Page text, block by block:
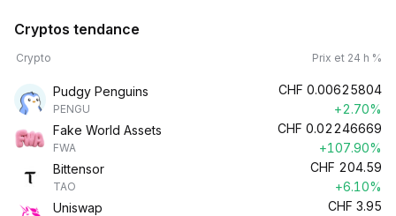
Cryptos tendance
Crypto Prix et 24 h %
Pudgy Penguins
PENGU
CHF 0.00625804
+2.70%
Fake World Assets
FWA
CHF 0.02246669
+107.90%
Bittensor
TAO
CHF 204.59
+6.10%
Uniswap
CHF 3.95